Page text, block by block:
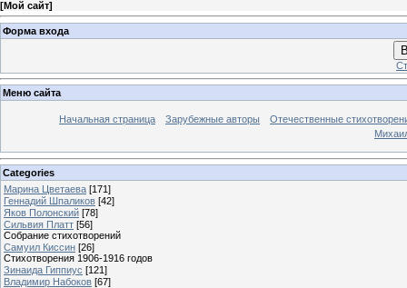
[Мой сайт]
Форма входа
Меню сайта
Начальная страница Зарубежные авторы
Отечественные
Categories
Марина Цветаева [171]
Геннадий Шпаликов [42]
Яков Полонский [78]
Сильвия Платт [56]
Собрание стихотворений
Самуил Киссин [26]
Стихотворения 1906-1916 годов
Зинаида Гиппиус [121]
Владимир Набоков [67]